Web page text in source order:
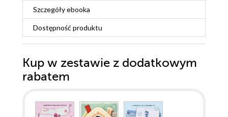
Szczegółyebooka
Dostępność produktu
Kup w zestawie z dodatkowym
rabatem